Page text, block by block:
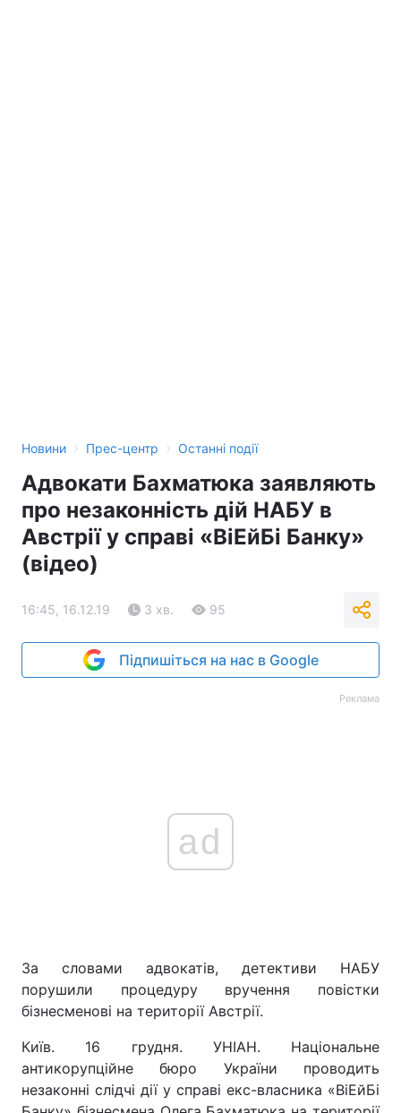
Новини › Прес-центр › Останні події
Адвокати Бахматюка заявляють
про незаконність дій НАБУ в
Австрії у справі «ВіЕйБі Банку»
(відео)
16:45, 16.12.19 3 хв. 95
Підпишіться на нас в Google
Реклама
ad
За словами адвокатів, детективи НАБУ
порушили процедуру вручення повістки
бізнесменові на території Австрії.
Київ. 16 грудня. УНІАН. Національне
антикорупційне бюро України проводить
незаконні слідчі дії у справі екс-власника «ВіЕйБі